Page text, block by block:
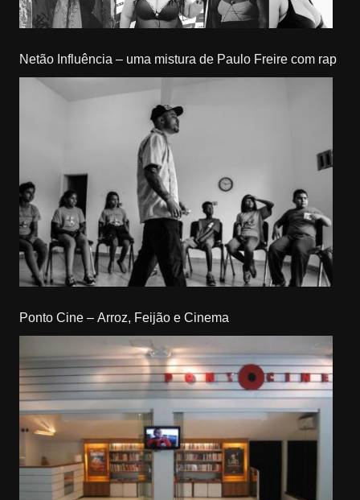
Netão Influência – uma mistura de Paulo Freire com rap
Ponto Cine – Arroz, Feijão e Cinema